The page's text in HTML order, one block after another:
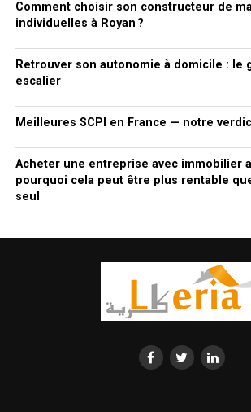
Comment choisir son constructeur de
individuelles à Royan ?
Retrouver son autonomie à domicile : le
escalier
Meilleures SCPI en France — notre
Acheter une entreprise avec immobilier
pourquoi cela peut être plus rentable
seul